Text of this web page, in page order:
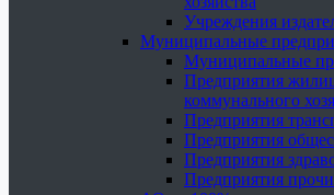
Учреждения
Муниципальные
Муниципальные
Предприятия
коммунального
Предприятия
Предприятия
Предприятия
Предприятия